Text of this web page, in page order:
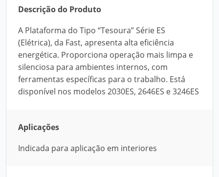
Descrição do Produto
A Plataforma do Tipo “Tesoura” Série ES
(Elétrica), da Fast, apresenta alta eficiência
energética. Proporciona operação mais limpa e
silenciosa para ambientes internos, com
ferramentas específicas para o trabalho. Está
disponível nos modelos 2030ES, 2646ES e 3246ES
Aplicações
Indicada para aplicação em interiores